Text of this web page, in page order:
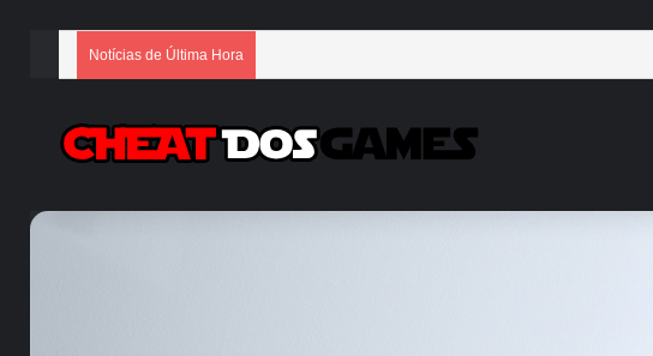
Notícias de Última Hora